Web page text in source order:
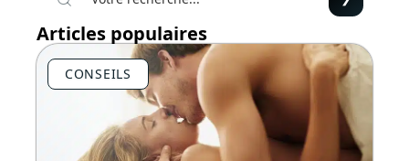
Articles populaires
CONSEILS